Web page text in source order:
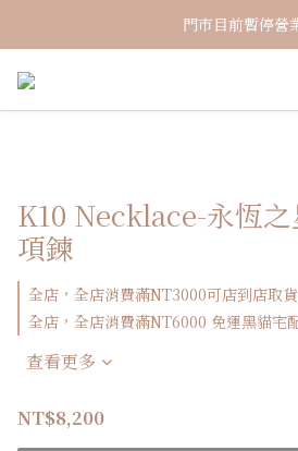
新加入會員！即享有
門市目前暫停營
K10 Necklace-永恆
項鍊
全店，全店消費滿NT3000可店到店取貨
全店，全店消費滿NT6000 免運黑貓宅
查看更多
NT$8,200